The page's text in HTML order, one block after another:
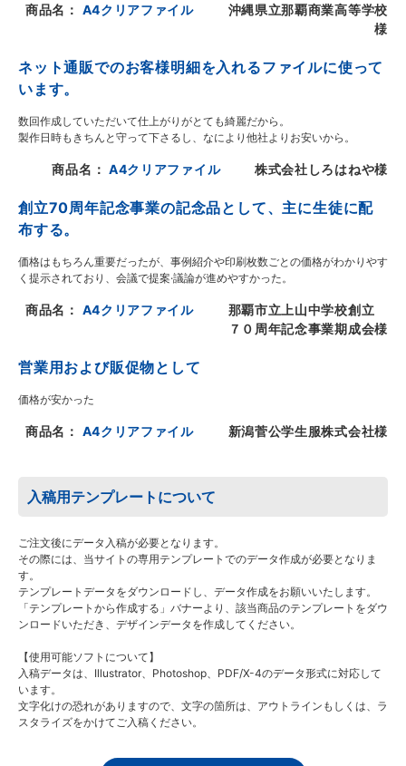
商品名： A4クリアファイル
沖縄県立那覇商業高等学校
様
ネット通販でのお客様明細を入れるファイルに使って
います。
数回作成していただいて仕上がりがとても綺麗だから。
製作日時もきちんと守って下さるし、なにより他社よりお安いから。
商品名： A4クリアファイル 株式会社しろはねや様
創立70周年記念事業の記念品として、主に生徒に配
布する。
価格はもちろん重要だったが、事例紹介や印刷枚数ごとの価格がわかりやす
く提示されており、会議で提案·議論が進めやすかった。
商品名： A4クリアファイル
那覇市立上山中学校創立
７０周年記念事業期成会様
営業用および販促物として
価格が安かった
商品名： A4クリアファイル 新潟菅公学生服株式会社様
入稿用テンプレートについて
ご注文後にデータ入稿が必要となります。
その際には、当サイトの専用テンプレートでのデータ作成が必要となりま
す。
テンプレートデータをダウンロードし、データ作成をお願いいたします。
「テンプレートから作成する」バナーより、該当商品のテンプレートをダウ
ンロードいただき、デザインデータを作成してください。
【使用可能ソフトについて】
入稿データは、Illustrator、Photoshop、PDF/X-4のデータ形式に対応して
います。
文字化けの恐れがありますので、文字の箇所は、アウトラインもしくは、ラ
スタライズをかけてご入稿ください。